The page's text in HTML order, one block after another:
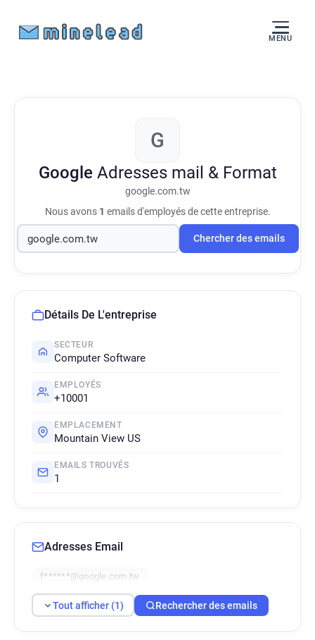
MENU
G
Google Adresses mail & Format
google.com.tw
Nous avons 1 emails d'employés de cette entreprise.
Chercher des emails
Détails De L'entreprise
SECTEUR
Computer Software
EMPLOYÉS
+10001
EMPLACEMENT
Mountain View US
EMAILS TROUVÉS
1
Adresses Email
f******@google.com.tw
Tout afficher (1) Rechercher des emails